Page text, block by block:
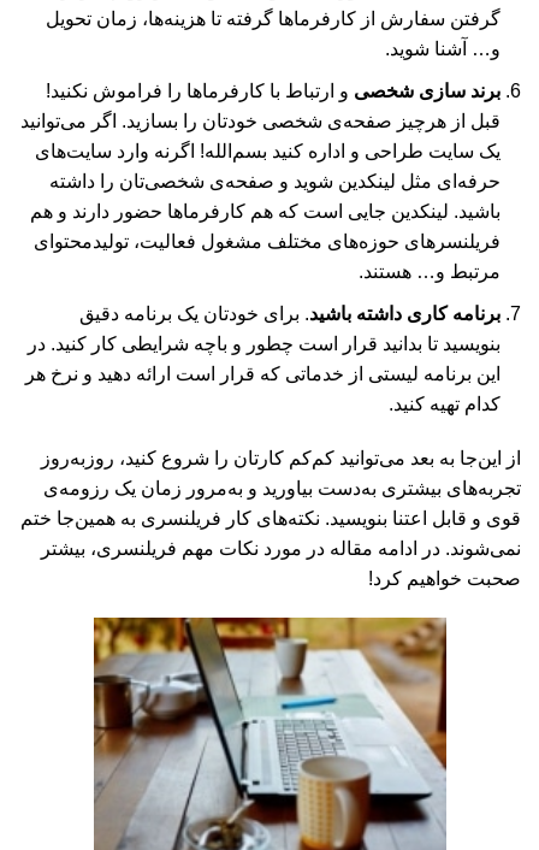
گرفتن سفارش از کارفرماها گرفته تا هزینه‌ها، زمان تحویل
و… آشنا شوید.
برند سازی شخصی و ارتباط با کارفرماها را فراموش نکنید!
قبل از هرچیز صفحه‌ی شخصی خودتان را بسازید. اگر می‌توانید
یک سایت طراحی و اداره کنید بسم‌الله! اگرنه وارد سایت‌های
حرفه‌ای مثل لینکدین شوید و صفحه‌ی شخصی‌تان را داشته
باشید. لینکدین جایی است که هم کارفرماها حضور دارند و هم
فریلنسرهای حوزه‌های مختلف مشغول فعالیت، تولیدمحتوای
مرتبط و… هستند.
برنامه کاری داشته باشید. برای خودتان یک برنامه دقیق
بنویسید تا بدانید قرار است چطور و باچه شرایطی کار کنید. در
این برنامه لیستی از خدماتی که قرار است ارائه دهید و نرخ هر
کدام تهیه کنید.
از این‌جا به بعد می‌توانید کم‌کم کارتان را شروع کنید، روزبه‌روز
تجربه‌های بیشتری به‌دست بیاورید و به‌مرور زمان یک رزومه‌ی
قوی و قابل اعتنا بنویسید. نکته‌های کار فریلنسری به همین‌جا ختم
نمی‌شوند. در ادامه مقاله در مورد نکات مهم فریلنسری، بیشتر
صحبت خواهیم کرد!